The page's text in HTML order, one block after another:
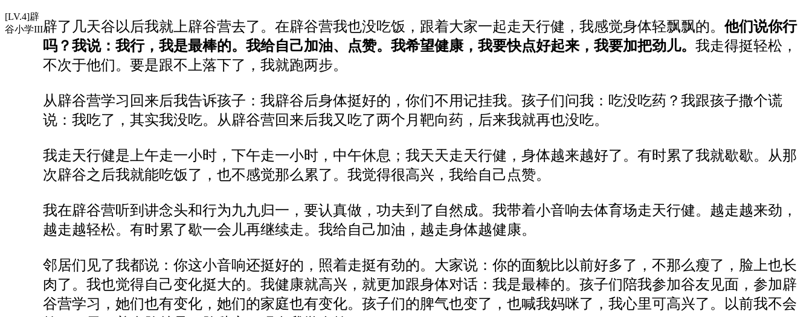
[LV.4]辟
谷小学III辟了几天谷以后我就上辟谷营去了。在辟谷营我也没吃饭，跟着大家一起走天行健，我感觉身体轻飘飘的。他们说你行
吗？我说：我行，我是最棒的。我给自己加油、点赞。我希望健康，我要快点好起来，我要加把劲儿。 我走得挺轻松，
不次于他们。要是跟不上落下了，我就跑两步。
从辟谷营学习回来后我告诉孩子：我辟谷后身体挺好的，你们不用记挂我。孩子们问我：吃没吃药？我跟孩子撒个谎
说：我吃了，其实我没吃。从辟谷营回来后我又吃了两个月靶向药，后来我就再也没吃。
我走天行健是上午走一小时，下午走一小时，中午休息；我天天走天行健，身体越来越好了。有时累了我就歇歇。从那
次辟谷之后我就能吃饭了，也不感觉那么累了。我觉得很高兴，我给自己点赞。
我在辟谷营听到讲念头和行为九九归一，要认真做，功夫到了自然成。我带着小音响去体育场走天行健。越走越来劲，
越走越轻松。有时累了歇一会儿再继续走。我给自己加油，越走身体越健康。
邻居们见了我都说：你这小音响还挺好的，照着走挺有劲的。大家说：你的面貌比以前好多了，不那么瘦了，脸上也长
肉了。我也觉得自己变化挺大的。我健康就高兴，就更加跟身体对话：我是最棒的。孩子们陪我参加谷友见面，参加辟
谷营学习，她们也有变化，她们的家庭也有变化。孩子们的脾气也变了，也喊我妈咪了，我心里可高兴了。以前我不会